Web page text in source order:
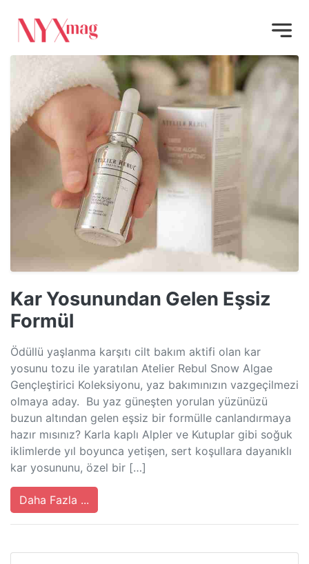
Kar Yosunundan Gelen Eşsiz
Formül
Ödüllü yaşlanma karşıtı cilt bakım aktifi olan kar
yosunu tozu ile yaratılan Atelier Rebul Snow Algae
Gençleştirici Koleksiyonu, yaz bakımınızın vazgeçilmezi
olmaya aday. Bu yaz güneşten yorulan yüzünüzü
buzun altından gelen eşsiz bir formülle canlandırmaya
hazır mısınız? Karla kaplı Alpler ve Kutuplar gibi soğuk
iklimlerde yıl boyunca yetişen, sert koşullara dayanıklı
kar yosununu, özel bir […]
Daha Fazla ...